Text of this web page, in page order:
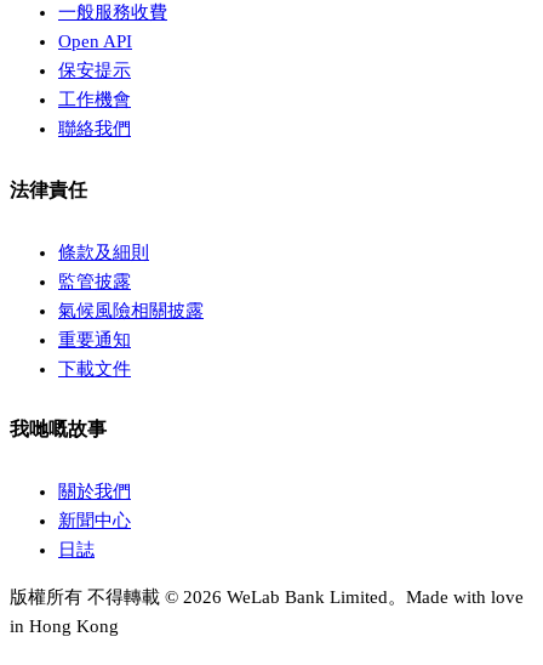
一般服務收費
Open API
保安提示
工作機會
聯絡我們
法律責任
條款及細則
監管披露
氣候風險相關披露
重要通知
下載文件
我哋嘅故事
關於我們
新聞中心
日誌
版權所有 不得轉載 © 2026 WeLab Bank Limited。Made with love
in Hong Kong